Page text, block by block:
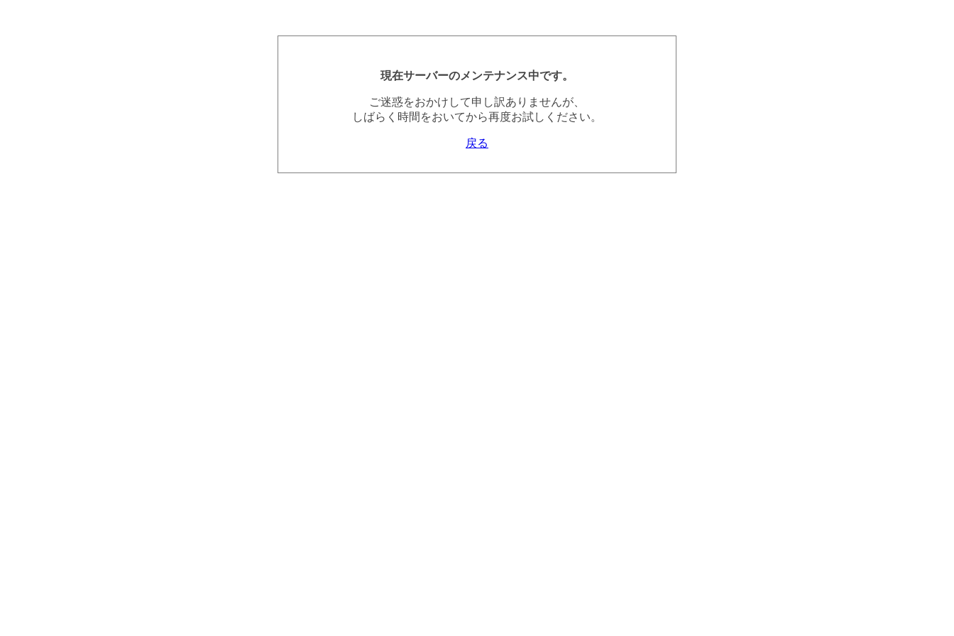
現在サーバーのメンテナンス中です。
ご迷惑をおかけして申し訳ありませんが、
しばらく時間をおいてから再度お試しください。
戻る